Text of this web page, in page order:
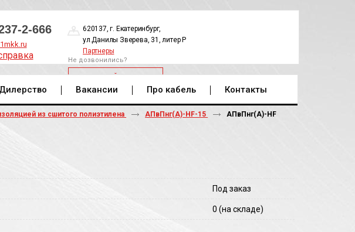
2-666
620137, г. Екатеринбург,
ул.Данилы Зверева, 31, литер Р
Партнеры
Не дозвонились?
ОБРАТНЫЙ ЗВОНОК
Дилерство Вакансии Про кабель Контакты
из сшитого полиэтилена АПвПнг(А)-HF-15
АПвПнг(A)-HF
Под заказ
0 (на складе)